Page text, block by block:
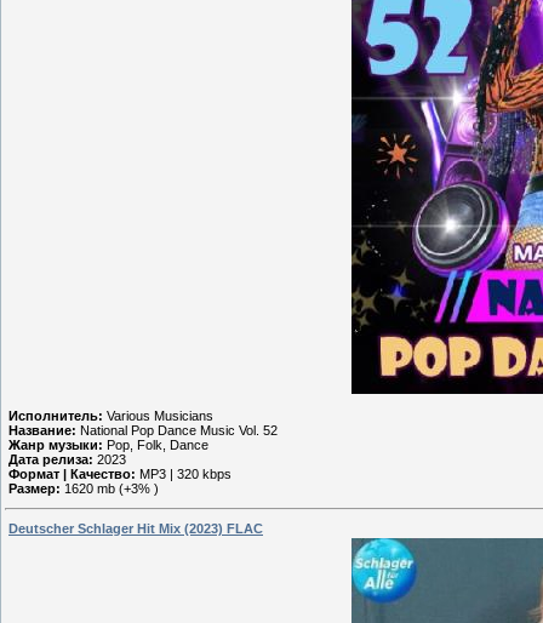
Исполнитель: Various Musicians
Название: National Pop Dance Music Vol. 52
Жанр музыки: Pop, Folk, Dance
Дата релиза: 2023
Формат | Качество: MP3 | 320 kbps
Размер: 1620 mb (+3% )
Deutscher Schlager Hit Mix (2023) FLAC